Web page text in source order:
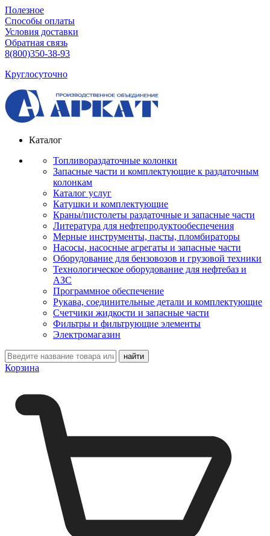
Полезное
Способы оплаты
Условия доставки
Обратная связь
8(800)350-38-93
Круглосуточно
Каталог
Топливораздаточные колонки
Запасные части и комплектующие к раздаточным
колонкам
Каталог услуг
Катушки и комплектующие
Краны/пистолеты раздаточные и запасные части
Литература для нефтепродуктообеспечения
Мерные инструменты, пасты, пломбираторы
Насосы, насосные агрегаты и запасные части
Оборудование для бензовозов и грузовой техники
Технологическое оборудование для нефтебаз и
АЗС
Программное обеспечение
Рукава, соединительные детали и комплектующие
Счетчики жидкости и запасные части
Фильтры и фильтрующие элементы
Электромагазин
Корзина